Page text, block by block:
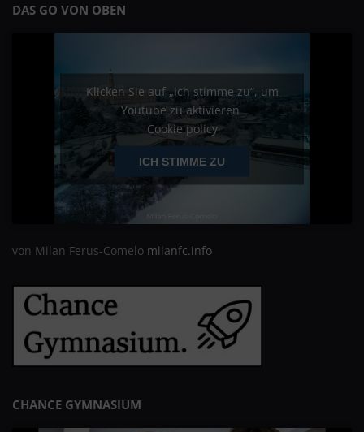
DAS GO VON OBEN
Klicken Sie auf „Ich stimme zu“, um
Youtube zu aktivieren
Cookie policy
ICH STIMME ZU
von Milan Ferus-Comelo milanfc.info
CHANCE GYMNASIUM